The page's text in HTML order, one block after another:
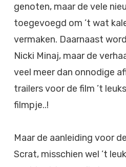
genoten, maar de vele
toegevoegd om ’t wat
vermaken. Daarnaast
Nicki Minaj, maar de
veel meer dan onnodige
trailers voor de film ’t
filmpje..!
Maar de aanleiding voor
Scrat, misschien wel ’t